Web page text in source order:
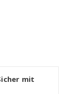
mit